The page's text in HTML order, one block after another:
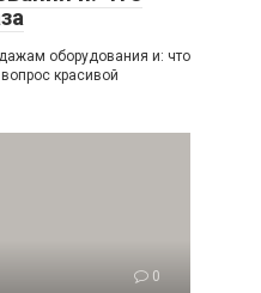
оборудования и: что
красивой
0